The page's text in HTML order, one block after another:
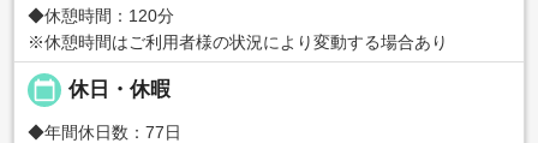
◆休憩時間：120分
※休憩時間はご利用者様の状況により変動する場合あり
calendar_today 休日・休暇
◆年間休日数：77日